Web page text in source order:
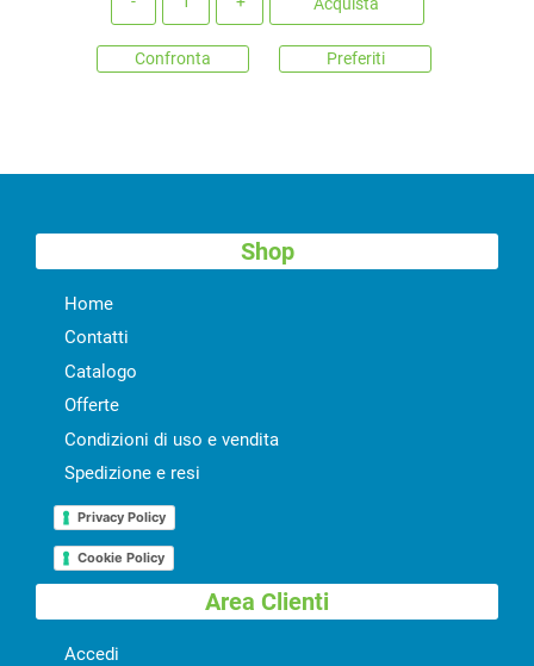
Confronta Preferiti
Shop
Home
Contatti
Catalogo
Offerte
Condizioni di uso e vendita
Spedizione e resi
Privacy Policy
Cookie Policy
Area Clienti
Accedi